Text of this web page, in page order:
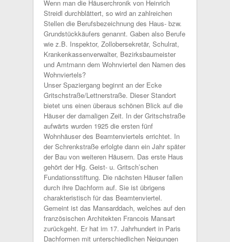
Wenn man die Häuserchronik von Heinrich
Streidl durchblättert, so wird an zahlreichen
Stellen die Berufsbezeichnung des Haus- bzw.
Grundstückkäufers genannt. Gaben also Berufe
wie z.B. Inspektor, Zollobersekretär, Schulrat,
Krankenkassenverwalter, Bezirksbaumeister
und Amtmann dem Wohnviertel den Namen des
Wohnviertels?
Unser Spaziergang beginnt an der Ecke
Gritschstraße/Lettnerstraße. Dieser Standort
bietet uns einen überaus schönen Blick auf die
Häuser der damaligen Zeit. In der Gritschstraße
aufwärts wurden 1925 die ersten fünf
Wohnhäuser des Beamtenviertels errichtet. In
der Schrenkstraße erfolgte dann ein Jahr später
der Bau von weiteren Häusern. Das erste Haus
gehört der Hlg. Geist- u. Gritsch’schen
Fundationsstiftung. Die nächsten Häuser fallen
durch ihre Dachform auf. Sie ist übrigens
charakteristisch für das Beamtenviertel.
Gemeint ist das Mansarddach, welches auf den
französischen Architekten Francois Mansart
zurückgeht. Er hat im 17. Jahrhundert in Paris
Dachformen mit unterschiedlichen Neigungen